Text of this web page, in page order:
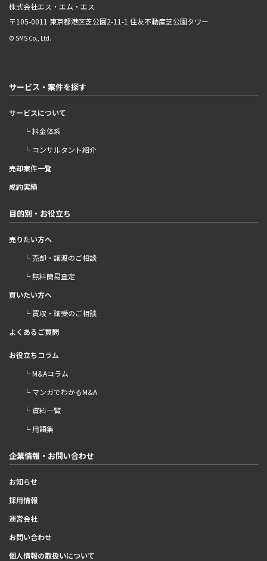
株式会社エス・エム・エス
〒105-0011 東京都港区芝公園2-11-1 住友不動産芝公園タワー
© SMS Co., Ltd.
サービス・案件を探す
サービスについて
└ 料金体系
└ コンサルタント紹介
売却案件一覧
成約実績
目的別・お役立ち
売りたい方へ
└ 売却・譲渡のご相談
└ 無料簡易査定
買いたい方へ
└ 買収・譲受のご相談
よくあるご質問
お役立ちコラム
└ M&Aコラム
└ マンガでわかるM&A
└ 資料一覧
└ 用語集
企業情報・お問い合わせ
お知らせ
採用情報
運営会社
お問い合わせ
個人情報の取扱いについて